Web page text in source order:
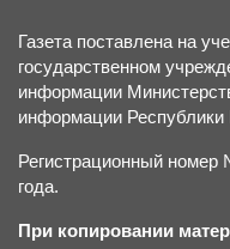
Газета поставлена на
государственном
информации
информации Республики
Регистрационный номер
года.
При копировании